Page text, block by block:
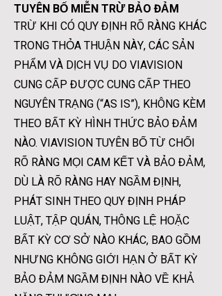
TUYÊN BỐ MIỄN TRỪ BẢO ĐẢM
TRỪ KHI CÓ QUY ĐỊNH RÕ RÀNG KHÁC
TRONG THỎA THUẬN NÀY, CÁC SẢN
PHẨM VÀ DỊCH VỤ DO VIAVISION
CUNG CẤP ĐƯỢC CUNG CẤP THEO
NGUYÊN TRẠNG (“AS IS”), KHÔNG KÈM
THEO BẤT KỲ HÌNH THỨC BẢO ĐẢM
NÀO. VIAVISION TUYÊN BỐ TỪ CHỐI
RÕ RÀNG MỌI CAM KẾT VÀ BẢO ĐẢM,
DÙ LÀ RÕ RÀNG HAY NGẦM ĐỊNH,
PHÁT SINH THEO QUY ĐỊNH PHÁP
LUẬT, TẬP QUÁN, THÔNG LỆ HOẶC
BẤT KỲ CƠ SỞ NÀO KHÁC, BAO GỒM
NHƯNG KHÔNG GIỚI HẠN Ở BẤT KỲ
BẢO ĐẢM NGẦM ĐỊNH NÀO VỀ KHẢ